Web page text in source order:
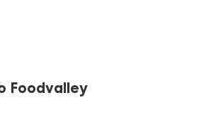
Foodvalley